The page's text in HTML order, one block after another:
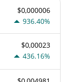
$0,000006
936.40%
$0,00023
436.16%